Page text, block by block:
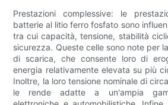
Prestazioni complessive: le
batterie al litio ferro fosfato sono
tra cui capacità, tensione, stabilità
sicurezza. Queste celle sono note per
di scarica, che consente loro di
energia relativamente elevata su più
Inoltre, la loro tensione nominale di
le rende adatte a un'ampia